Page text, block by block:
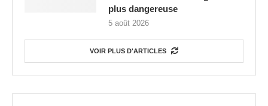
plus dangereuse
5 août 2026
VOIR PLUS D'ARTICLES